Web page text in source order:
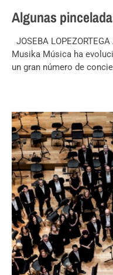
Algunas
JOSEBA
Musika Música ha
un gran número de